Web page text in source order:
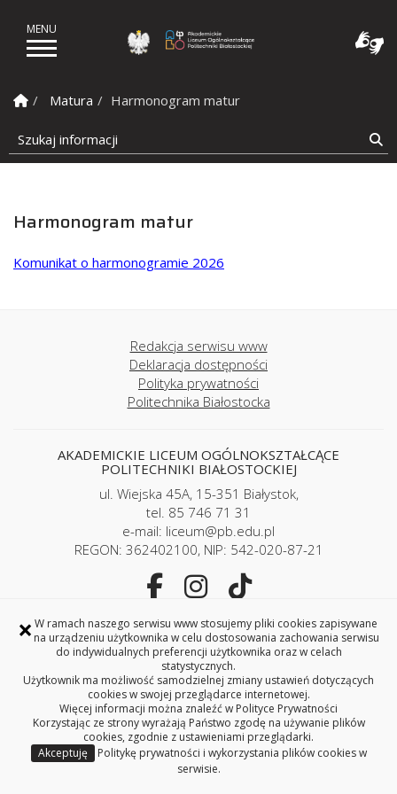
× W ramach naszego serwisu www stosujemy pliki cookies zapisywane
na urządzeniu użytkownika w celu dostosowania zachowania serwisu
do indywidualnych preferencji użytkownika oraz w celach
statystycznych.
Użytkownik ma możliwość samodzielnej zmiany ustawień dotyczących
cookies w swojej przeglądarce internetowej.
Więcej informacji można znaleźć w Polityce Prywatności
Korzystając ze strony wyrażają Państwo zgodę na używanie plików
cookies, zgodnie z ustawieniami przeglądarki.
Akceptuję
Politykę prywatności i wykorzystania plików cookies w
serwisie.
Strona Główna
Matura
Harmonogram matur
Szukaj informacji
Harmonogram matur
Komunikat o harmonogramie 2026
Redakcja serwisu www
Deklaracja dostępności
Polityka prywatności
Politechnika Białostocka
AKADEMICKIE LICEUM OGÓLNOKSZTAŁCĄCE
POLITECHNIKI BIAŁOSTOCKIEJ
ul. Wiejska 45A, 15-351 Białystok,
tel. 85 746 71 31
e-mail: liceum@pb.edu.pl
REGON: 362402100, NIP: 542-020-87-21
Copyright © 2026 Politechnika Białostocka